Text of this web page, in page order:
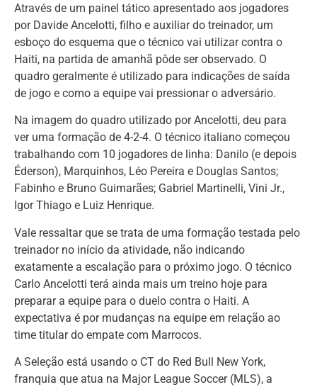
Através de um painel tático apresentado aos jogadores
por Davide Ancelotti, filho e auxiliar do treinador, um
esboço do esquema que o técnico vai utilizar contra o
Haiti, na partida de amanhã pôde ser observado. O
quadro geralmente é utilizado para indicações de saída
de jogo e como a equipe vai pressionar o adversário.
Na imagem do quadro utilizado por Ancelotti, deu para
ver uma formação de 4-2-4. O técnico italiano começou
trabalhando com 10 jogadores de linha: Danilo (e depois
Éderson), Marquinhos, Léo Pereira e Douglas Santos;
Fabinho e Bruno Guimarães; Gabriel Martinelli, Vini Jr.,
Igor Thiago e Luiz Henrique.
Vale ressaltar que se trata de uma formação testada pelo
treinador no início da atividade, não indicando
exatamente a escalação para o próximo jogo. O técnico
Carlo Ancelotti terá ainda mais um treino hoje para
preparar a equipe para o duelo contra o Haiti. A
expectativa é por mudanças na equipe em relação ao
time titular do empate com Marrocos.
A Seleção está usando o CT do Red Bull New York,
franquia que atua na Major League Soccer (MLS), a